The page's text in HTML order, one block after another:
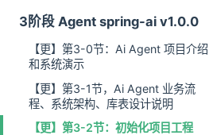
3阶段 Agent spring-ai v1.0.0
【更】第3-0节：Ai Agent 项目介绍
和系统演示
【更】第3-1节，Ai Agent 业务流
程、系统架构、库表设计说明
【更】第3-2节：初始化项目工程